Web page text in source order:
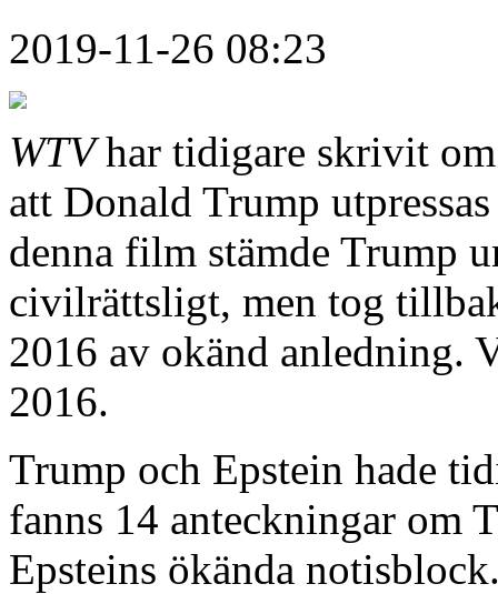
2019-11-26 08:23
WTVhar tidigare skrivit
att Donald Trump
denna film stämde Trump
civilrättsligt, men tog
2016 av okänd anledning.
2016.
Trump och Epstein hade
fanns 14 anteckningar om
Epsteins ökända